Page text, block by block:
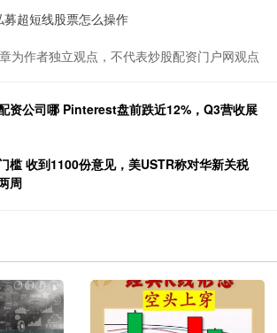
超短线股票怎么操作
为作者独立观点，不代表炒股配资门户网观点
资公司哪 Pinterest盘前跌近12%，Q3营收展
槛 收到1100份意见，美USTR称对华新关税
周